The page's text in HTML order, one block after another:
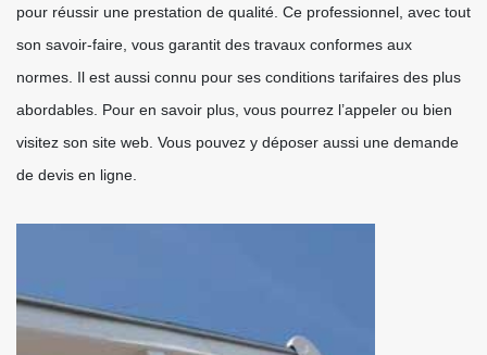
pour réussir une prestation de qualité. Ce professionnel, avec tout
son savoir-faire, vous garantit des travaux conformes aux
normes. Il est aussi connu pour ses conditions tarifaires des plus
abordables. Pour en savoir plus, vous pourrez l’appeler ou bien
visitez son site web. Vous pouvez y déposer aussi une demande
de devis en ligne.